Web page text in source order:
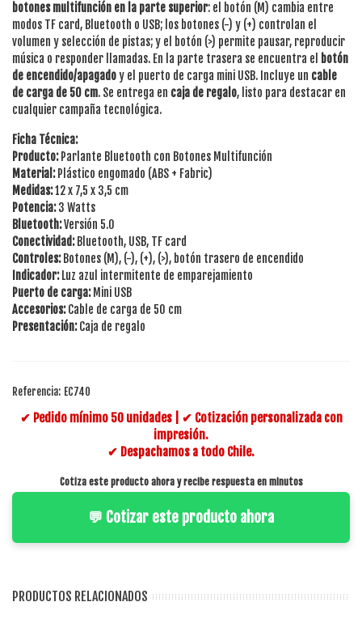
botones multifunción en la parte superior: el botón (M) cambia entre
modos TF card, Bluetooth o USB; los botones (-) y (+) controlan el
volumen y selección de pistas; y el botón (>) permite pausar, reproducir
música o responder llamadas. En la parte trasera se encuentra el
botón
de encendido/apagadoy el puerto de carga mini USB. Incluye un cable
de carga de 50 cm. Se entrega en caja de regalo, listo para destacar en
cualquier campaña tecnológica.
Ficha Técnica:
Producto:Parlante Bluetooth con Botones Multifunción
Material:Plástico engomado (ABS + Fabric)
Medidas:12 x 7,5 x 3,5 cm
Potencia:3 Watts
Bluetooth:Versión 5.0
Conectividad:Bluetooth, USB, TF card
Controles:Botones (M), (-), (+), (>), botón trasero de encendido
Indicador:Luz azul intermitente de emparejamiento
Puerto de carga:Mini USB
Accesorios:Cable de carga de 50 cm
Presentación:Caja de regalo
Referencia: EC740
✔ Pedido mínimo 50 unidades | ✔ Cotización personalizada con
impresión.
✔ Despachamos a todo Chile.
Cotiza este producto ahora y recibe respuesta en minutos
💬 Cotizar este producto ahora
PRODUCTOS RELACIONADOS